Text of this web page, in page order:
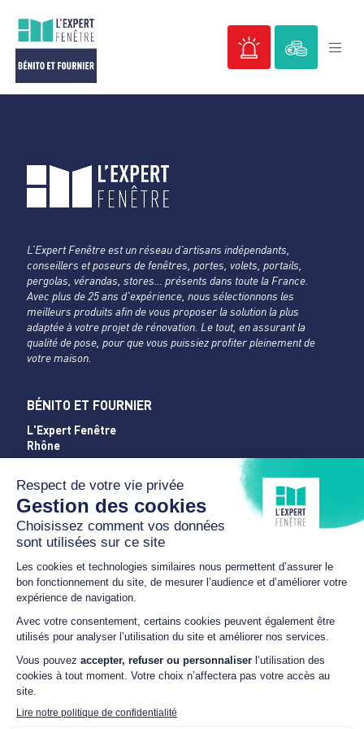
L’Expert Fenêtre est un réseau d’artisans indépendants,
conseillers et poseurs de fenêtres, portes, volets, portails,
pergolas, vérandas, stores… présents dans toute la France.
Avec plus de 25 ans d’expérience, nous sélectionnons les
meilleurs produits afin de vous proposer la solution la plus
adaptée à votre projet de rénovation. Le tout, en assurant la
qualité de pose, pour que vous puissiez profiter pleinement de
votre maison.
BÉNITO ET FOURNIER
L'Expert Fenêtre
Rhône
69400 GLEIZÉ
04 74 65 16 27
accueil@benitofournier.fr
HORAIRES
Lundi
17h30
Mardi et mercredi
8h00 - 12h00
Jeudi
8h00 – 12h00 / 13h30 –
17h30
Vendredi